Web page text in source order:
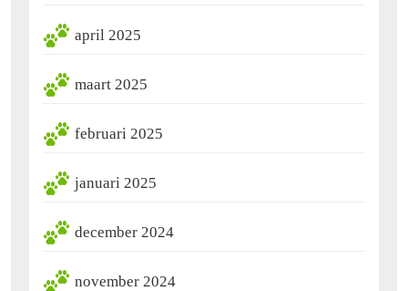
april 2025
maart 2025
februari 2025
januari 2025
december 2024
november 2024